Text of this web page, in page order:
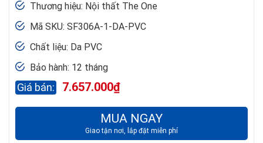
Thương hiệu: Nội thất The One
Mã SKU: SF306A-1-DA-PVC
Chất liệu: Da PVC
Bảo hành: 12 tháng
7.657.000₫
MUA NGAY
Giao tận nơi, lắp đặt miễn phí